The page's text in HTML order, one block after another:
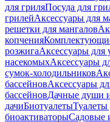
для гриляПосуда для
грилейАксессуары для
решетки для мангалов
копчения
розжигаАксессуары для
насекомыхАксессуары
сумок-холодильников
бассейновАксессуары
бассейновДачные души
дачиБиотуалетыТуалеты
биоактиваторыСадовые